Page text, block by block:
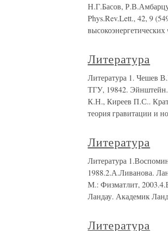
Н.Г.Басов,
Phys.Rev.Lett., 42, 9
Литература
Литература 1. Чешев
ТГУ, 19842.
К.Н., Киреев П.С..
теория гравитации и
Литература
Литература
1988.2.А.Ливанова.
М.: Физматлит,
Ландау. Академик
Литература